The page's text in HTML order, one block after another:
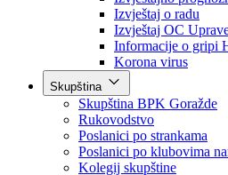
Obavještenja i izvještaji
Obavještenja Vlade
Izvještajno
Izvještaj o radu
Izvještaj OC Uprave
Informacije o gripi
Korona virus
Skupština
Skupština BPK Goražde
Rukovodstvo